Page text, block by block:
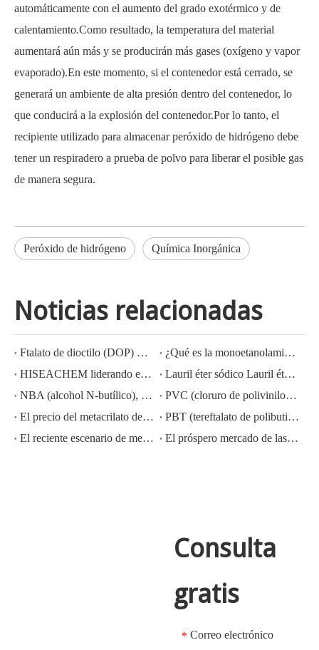
automáticamente con el aumento del grado exotérmico y de
calentamiento.Como resultado, la temperatura del material
aumentará aún más y se producirán más gases (oxígeno y vapor
evaporado).En este momento, si el contenedor está cerrado, se
generará un ambiente de alta presión dentro del contenedor, lo
que conducirá a la explosión del contenedor.Por lo tanto, el
recipiente utilizado para almacenar peróxido de hidrógeno debe
tener un respiradero a prueba de polvo para liberar el posible gas
de manera segura.
Peróxido de hidrógeno Química Inorgánica
Noticias relacionadas
Ftalato de dioctilo (DOP) CAS NO.:117-81-7
¿Qué es la monoetanolamina (MEA)?
HISEACHEM liderando el camino: Éxito reciente en la exportación de ácido acético, ácido oxálico, ácido sulfúrico, ácido nítrico, soda cáustica, álcali líquido y metabisulfito de sodio de China
Lauril éter sódico Lauril éter sulfato sódico (sles70%/aes 70%) Nº CAS: 68585-34-2sles70%/aes 70%) Nº CAS: 68585-34-2
NBA (alcohol N-butílico), CAS NO.:71-36-3, conocimiento de la industria
PVC (cloruro de polivinilo) CAS NO.:9002-86-2
El precio del metacrilato de metilo MMA CAS 80-62-6 disminuye considerablemente
PBT (tereftalato de polibutileno) CAS NO.26062-94-2
El reciente escenario de mercado del ácido sulfúrico en China: un año en revisión
El próspero mercado de las exportaciones de hidróxido de potasio, hidróxido de sodio y peróxido de hidrógeno de China: una revisión del año pasado
Consulta
gratis
* Correo electrónico